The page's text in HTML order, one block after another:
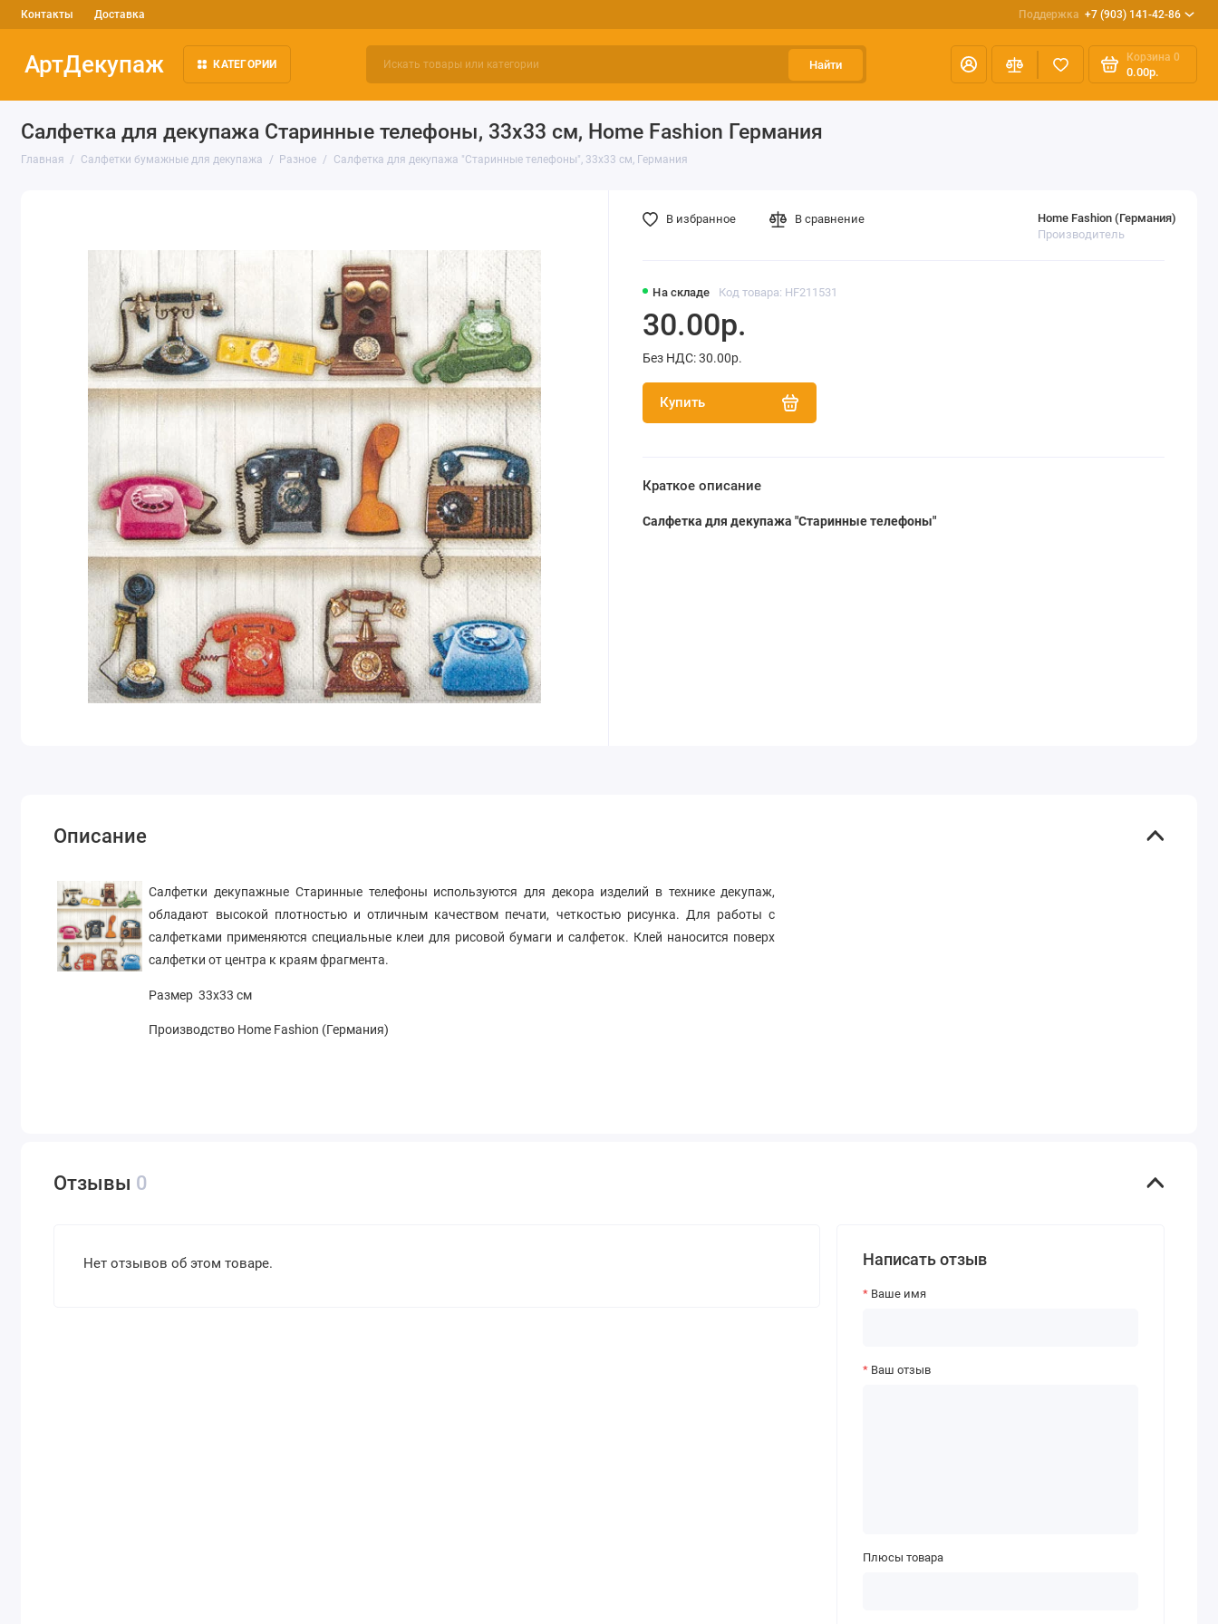
Контакты Доставка Поддержка +7 (903) 141-42-86
АртДекупаж КАТЕГОРИИ Найти
Корзина 0
0.00р.
Салфетка для декупажа Старинные телефоны, 33х33 см, Home Fashion Германия
Главная Салфетки бумажные для декупажа Разное Салфетка для декупажа "Старинные телефоны", 33х33 см, Германия
На складе Код товара: HF211531
Home Fashion (Германия)
Производитель
30.00р.
Без НДС: 30.00р.
Купить
В избранное В сравнение
Краткое описание
Салфетка для декупажа "Старинные телефоны"
Описание
Салфетки декупажные Старинные телефоны используются для декора изделий в технике декупаж,
обладают высокой плотностью и отличным качеством печати, четкостью рисунка. Для работы с
салфетками применяются специальные клеи для рисовой бумаги и салфеток. Клей наносится поверх
салфетки от центра к краям фрагмента.
Размер 33х33 см
Производство Home Fashion (Германия)
Отзывы 0
Нет отзывов об этом товаре. Написать отзыв
Ваше имя
Ваш отзыв
Плюсы товара